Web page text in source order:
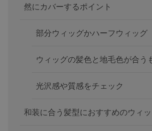
然にカバーするポイント
部分ウィッグかハーフウィッグ
ウィッグの髪色と地毛色が合う
光沢感や質感をチェック
和装に合う髪型におすすめのウィ